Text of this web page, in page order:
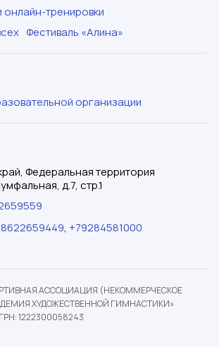
тренировки
Фестиваль «Алина»
организации
Федеральная территория
д.7, стр.1
, +79284581000
АССОЦИАЦИЯ (НЕКОММЕРЧЕСКОЕ
ХУДОЖЕСТВЕННОЙ ГИМНАСТИКИ»
1222300058243